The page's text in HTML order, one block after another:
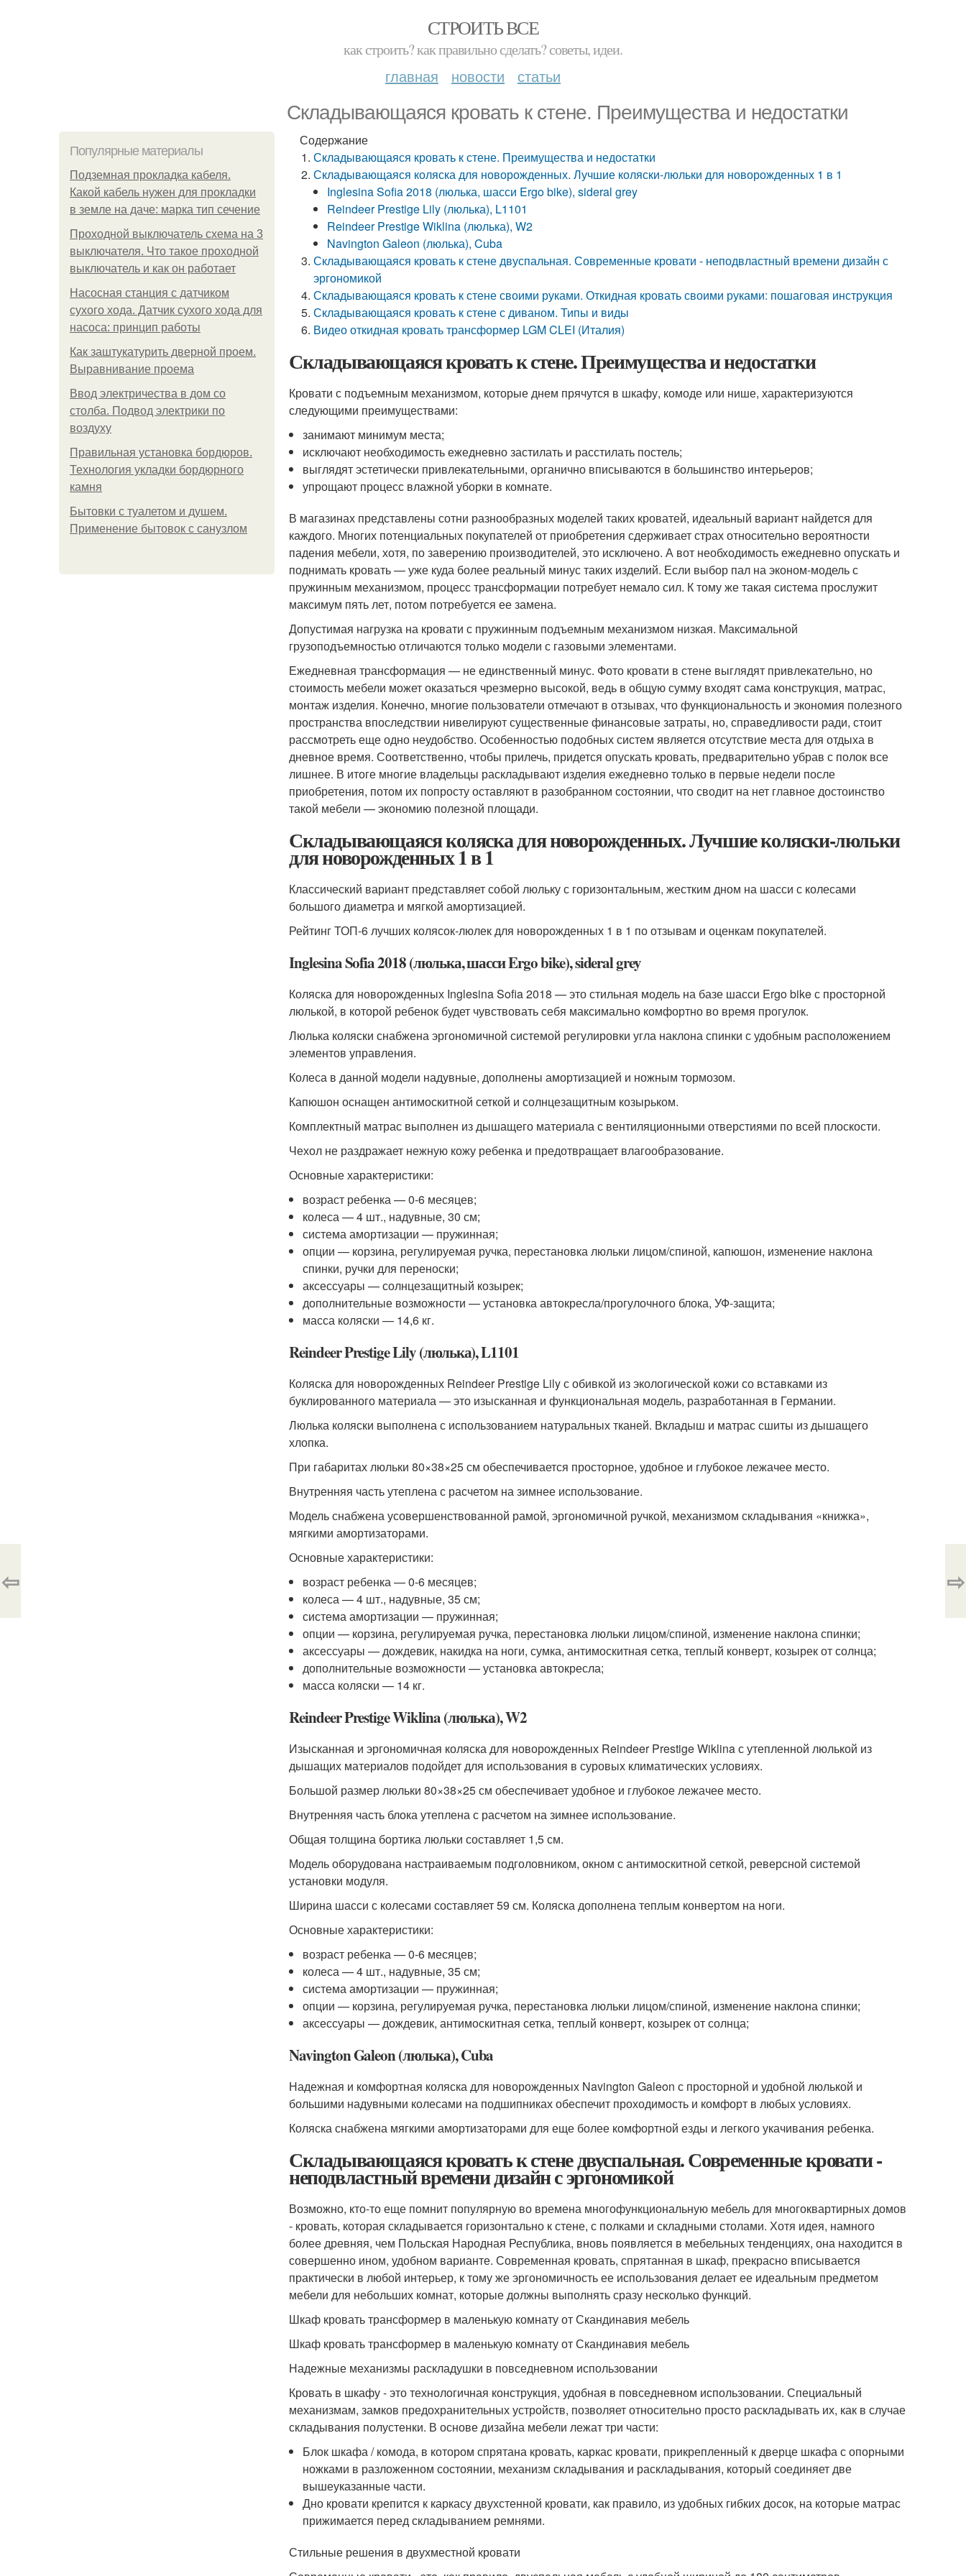
СТРОИТЬ ВСЕ
как строить? как правильно сделать? советы, идеи.
главная новости статьи
Складывающаяся кровать к стене. Преимущества и недостатки
Популярные материалы
Подземная прокладка кабеля.
Какой кабель нужен для прокладки
в земле на даче: марка тип сечение
Проходной выключатель схема на 3
выключателя. Что такое проходной
выключатель и как он работает
Насосная станция с датчиком
сухого хода. Датчик сухого хода для
насоса: принцип работы
Как заштукатурить дверной проем.
Выравнивание проема
Ввод электричества в дом со
столба. Подвод электрики по
воздуху
Правильная установка бордюров.
Технология укладки бордюрного
камня
Бытовки с туалетом и душем.
Применение бытовок с санузлом
Содержание
Складывающаяся кровать к стене. Преимущества и недостатки
Складывающаяся коляска для новорожденных. Лучшие коляски-люльки для новорожденных 1 в 1
Inglesina Sofia 2018 (люлька, шасси Ergo bike), sideral grey
Reindeer Prestige Lily (люлька), L1101
Reindeer Prestige Wiklina (люлька), W2
Navington Galeon (люлька), Cuba
Складывающаяся кровать к стене двуспальная. Современные кровати - неподвластный времени дизайн с
эргономикой
Складывающаяся кровать к стене своими руками. Откидная кровать своими руками: пошаговая инструкция
Складывающаяся кровать к стене с диваном. Типы и виды
Видео откидная кровать трансформер LGM CLEI (Италия)
Складывающаяся кровать к стене. Преимущества и недостатки
Кровати с подъемным механизмом, которые днем прячутся в шкафу, комоде или нише, характеризуются
следующими преимуществами:
занимают минимум места;
исключают необходимость ежедневно застилать и расстилать постель;
выглядят эстетически привлекательными, органично вписываются в большинство интерьеров;
упрощают процесс влажной уборки в комнате.
В магазинах представлены сотни разнообразных моделей таких кроватей, идеальный вариант найдется для
каждого. Многих потенциальных покупателей от приобретения сдерживает страх относительно вероятности
падения мебели, хотя, по заверению производителей, это исключено. А вот необходимость ежедневно опускать и
поднимать кровать — уже куда более реальный минус таких изделий. Если выбор пал на эконом-модель с
пружинным механизмом, процесс трансформации потребует немало сил. К тому же такая система прослужит
максимум пять лет, потом потребуется ее замена.
Допустимая нагрузка на кровати с пружинным подъемным механизмом низкая. Максимальной
грузоподъемностью отличаются только модели с газовыми элементами.
Ежедневная трансформация — не единственный минус. Фото кровати в стене выглядят привлекательно, но
стоимость мебели может оказаться чрезмерно высокой, ведь в общую сумму входят сама конструкция, матрас,
монтаж изделия. Конечно, многие пользователи отмечают в отзывах, что функциональность и экономия полезного
пространства впоследствии нивелируют существенные финансовые затраты, но, справедливости ради, стоит
рассмотреть еще одно неудобство. Особенностью подобных систем является отсутствие места для отдыха в
дневное время. Соответственно, чтобы прилечь, придется опускать кровать, предварительно убрав с полок все
лишнее. В итоге многие владельцы раскладывают изделия ежедневно только в первые недели после
приобретения, потом их попросту оставляют в разобранном состоянии, что сводит на нет главное достоинство
такой мебели — экономию полезной площади.
Складывающаяся коляска для новорожденных. Лучшие коляски-люльки
для новорожденных 1 в 1
Классический вариант представляет собой люльку с горизонтальным, жестким дном на шасси с колесами
большого диаметра и мягкой амортизацией.
Рейтинг ТОП-6 лучших колясок-люлек для новорожденных 1 в 1 по отзывам и оценкам покупателей.
Inglesina Sofia 2018 (люлька, шасси Ergo bike), sideral grey
Коляска для новорожденных Inglesina Sofia 2018 — это стильная модель на базе шасси Ergo bike с просторной
люлькой, в которой ребенок будет чувствовать себя максимально комфортно во время прогулок.
Люлька коляски снабжена эргономичной системой регулировки угла наклона спинки с удобным расположением
элементов управления.
Колеса в данной модели надувные, дополнены амортизацией и ножным тормозом.
Капюшон оснащен антимоскитной сеткой и солнцезащитным козырьком.
Комплектный матрас выполнен из дышащего материала с вентиляционными отверстиями по всей плоскости.
Чехол не раздражает нежную кожу ребенка и предотвращает влагообразование.
Основные характеристики:
возраст ребенка — 0-6 месяцев;
колеса — 4 шт., надувные, 30 см;
система амортизации — пружинная;
опции — корзина, регулируемая ручка, перестановка люльки лицом/спиной, капюшон, изменение наклона
спинки, ручки для переноски;
аксессуары — солнцезащитный козырек;
дополнительные возможности — установка автокресла/прогулочного блока, УФ-защита;
масса коляски — 14,6 кг.
Reindeer Prestige Lily (люлька), L1101
Коляска для новорожденных Reindeer Prestige Lily с обивкой из экологической кожи со вставками из
буклированного материала — это изысканная и функциональная модель, разработанная в Германии.
Люлька коляски выполнена с использованием натуральных тканей. Вкладыш и матрас сшиты из дышащего
хлопка.
При габаритах люльки 80×38×25 см обеспечивается просторное, удобное и глубокое лежачее место.
Внутренняя часть утеплена с расчетом на зимнее использование.
Модель снабжена усовершенствованной рамой, эргономичной ручкой, механизмом складывания «книжка»,
мягкими амортизаторами.
Основные характеристики:
возраст ребенка — 0-6 месяцев;
колеса — 4 шт., надувные, 35 см;
система амортизации — пружинная;
опции — корзина, регулируемая ручка, перестановка люльки лицом/спиной, изменение наклона спинки;
аксессуары — дождевик, накидка на ноги, сумка, антимоскитная сетка, теплый конверт, козырек от солнца;
дополнительные возможности — установка автокресла;
масса коляски — 14 кг.
Reindeer Prestige Wiklina (люлька), W2
Изысканная и эргономичная коляска для новорожденных Reindeer Prestige Wiklina с утепленной люлькой из
дышащих материалов подойдет для использования в суровых климатических условиях.
Большой размер люльки 80×38×25 см обеспечивает удобное и глубокое лежачее место.
Внутренняя часть блока утеплена с расчетом на зимнее использование.
Общая толщина бортика люльки составляет 1,5 см.
Модель оборудована настраиваемым подголовником, окном с антимоскитной сеткой, реверсной системой
установки модуля.
Ширина шасси с колесами составляет 59 см. Коляска дополнена теплым конвертом на ноги.
Основные характеристики:
возраст ребенка — 0-6 месяцев;
колеса — 4 шт., надувные, 35 см;
система амортизации — пружинная;
опции — корзина, регулируемая ручка, перестановка люльки лицом/спиной, изменение наклона спинки;
аксессуары — дождевик, антимоскитная сетка, теплый конверт, козырек от солнца;
Navington Galeon (люлька), Cuba
Надежная и комфортная коляска для новорожденных Navington Galeon с просторной и удобной люлькой и
большими надувными колесами на подшипниках обеспечит проходимость и комфорт в любых условиях.
Коляска снабжена мягкими амортизаторами для еще более комфортной езды и легкого укачивания ребенка.
Складывающаяся кровать к стене двуспальная. Современные кровати -
неподвластный времени дизайн с эргономикой
Возможно, кто-то еще помнит популярную во времена многофункциональную мебель для многоквартирных домов
- кровать, которая складывается горизонтально к стене, с полками и складными столами. Хотя идея, намного
более древняя, чем Польская Народная Республика, вновь появляется в мебельных тенденциях, она находится в
совершенно ином, удобном варианте. Современная кровать, спрятанная в шкаф, прекрасно вписывается
практически в любой интерьер, к тому же эргономичность ее использования делает ее идеальным предметом
мебели для небольших комнат, которые должны выполнять сразу несколько функций.
Шкаф кровать трансформер в маленькую комнату от Скандинавия мебель
Шкаф кровать трансформер в маленькую комнату от Скандинавия мебель
Надежные механизмы раскладушки в повседневном использовании
Кровать в шкафу - это технологичная конструкция, удобная в повседневном использовании. Специальный
механизмам, замков предохранительных устройств, позволяет относительно просто раскладывать их, как в случае
складывания полустенки. В основе дизайна мебели лежат три части:
Блок шкафа / комода, в котором спрятана кровать, каркас кровати, прикрепленный к дверце шкафа с опорными
ножками в разложенном состоянии, механизм складывания и раскладывания, который соединяет две
вышеуказанные части.
Дно кровати крепится к каркасу двухстенной кровати, как правило, из удобных гибких досок, на которые матрас
прижимается перед складыванием ремнями.
Стильные решения в двухместной кровати
⇦ ⇨